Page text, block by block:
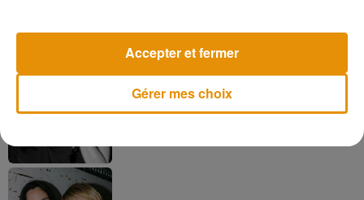
Madonna sort enfin le remix de « Love
Sensation » avec Kylie Minogue
Gérer mes choix
Accepter et fermer